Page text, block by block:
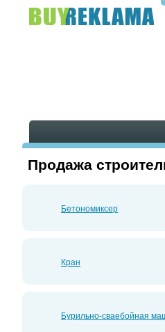
Продажа
Бетономиксер
Кран
Бурильно-сваебойная